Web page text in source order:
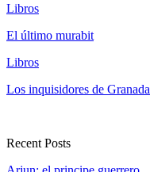
Libros
El último murabit
Libros
Los inquisidores de Granada
Recent Posts